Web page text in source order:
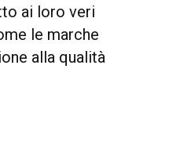
ai loro veri
le marche
alla qualità